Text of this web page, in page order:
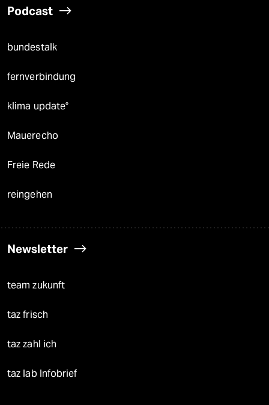
Podcast
bundestalk
fernverbindung
klima update°
Mauerecho
Freie Rede
reingehen
Newsletter
team zukunft
taz frisch
taz zahl ich
taz lab Infobrief